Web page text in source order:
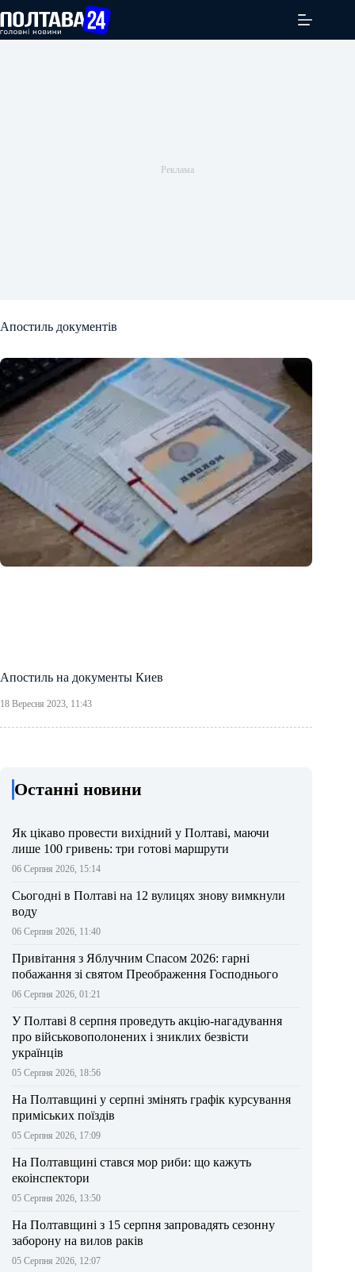
вмісту
Апостиль документів
Апостиль на документы Киев
18 Вересня 2023, 11:43
Останні новини
Як цікаво провести вихідний у Полтаві, маючи
лише 100 гривень: три готові маршрути
06 Серпня 2026, 15:14
Сьогодні в Полтаві на 12 вулицях знову вимкнули
воду
06 Серпня 2026, 11:40
Привітання з Яблучним Спасом 2026: гарні
побажання зі святом Преображення Господнього
06 Серпня 2026, 01:21
У Полтаві 8 серпня проведуть акцію-нагадування
про військовополонених і зниклих безвісти
українців
05 Серпня 2026, 18:56
На Полтавщині у серпні змінять графік курсування
приміських поїздів
05 Серпня 2026, 17:09
На Полтавщині стався мор риби: що кажуть
екоінспектори
05 Серпня 2026, 13:50
На Полтавщині з 15 серпня запровадять сезонну
заборону на вилов раків
05 Серпня 2026, 12:07